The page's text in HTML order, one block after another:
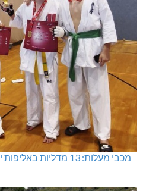
מכבי מעלות: 13 מדליות באליפות ישראל